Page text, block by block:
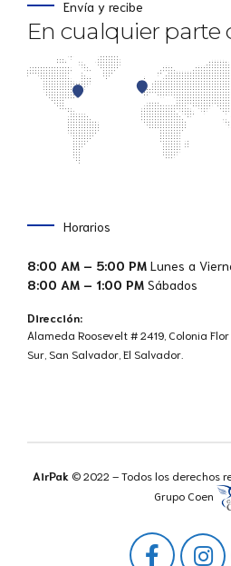
Envía y recibe
En cualquier
Horarios
8:00 AM – 5:00 PM Lunes a
8:00 AM – 1:00 PM Sábados
Dirección:
Alameda Roosevelt # 2419, Colonia
Sur, San Salvador, El Salvador.
AirPak © 2022 – Todos los derechos
Grupo Coen